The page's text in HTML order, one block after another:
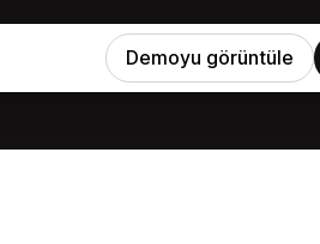
Demoyu görüntüle